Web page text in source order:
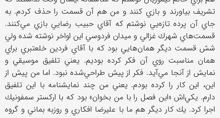
تشريف بياورند و بازي كنند و من هم آن قسمت را حذف كردم. به
جاي آن پرده تازه‌يي نوشتم كه آقاي حبيب رضايي بازي مي‌كنند.
قسمت‌هاي شهرك غزالي و ميدان فردوسي اين اواخر نوشته شده ولي
شش قسمت ديگر همان‌هايي بود كه با آقاي فردين خلعتبري براي
همان مناسبت روي آن فكر كرده بوديم. يعني تلفيق موسيقي و
نمايش از آنجا مي‌آيد. فكر از پيش طراحي‌شده نبود. اما من پيش از
اين، اين كار را كرده بودم. يعني من چند نمايشنامه با اين تلفيق
دارم. يكي‌اش «اين فصل را با من بخوان» بود كه با اركستر سمفونيك
اجرا كرد. يك كار ديگر هم ما با عليرضا افكاري و روزبه بماني و گروه